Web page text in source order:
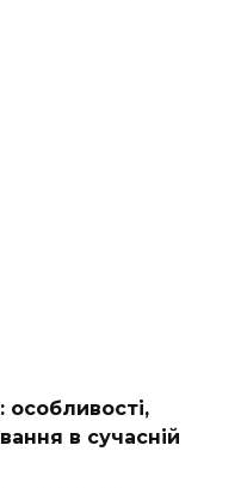
особливості,
в сучасній